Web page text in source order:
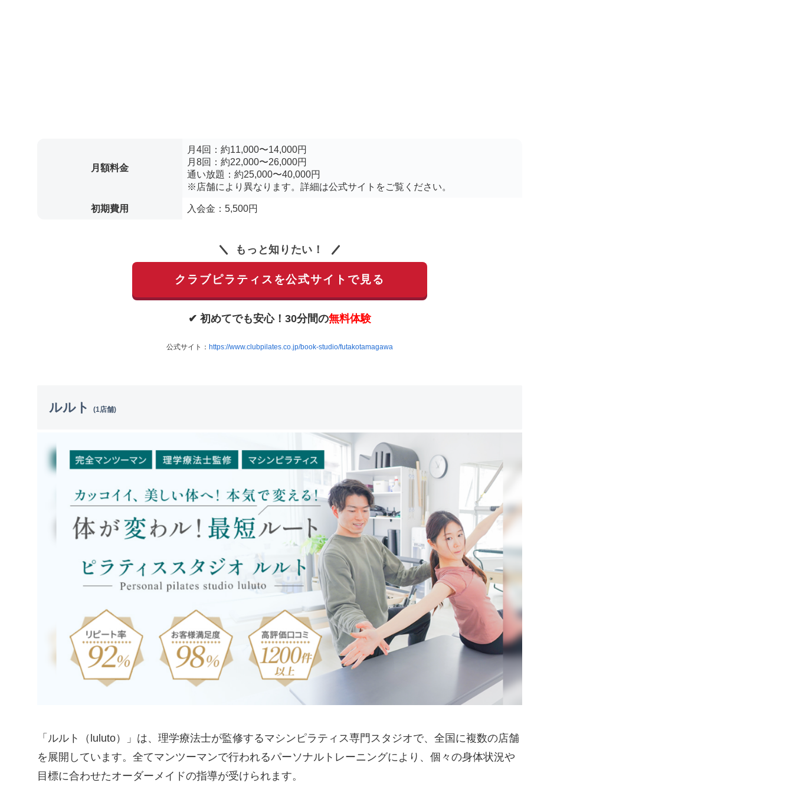
月額料金
月4回：約11,000〜14,000円
月8回：約22,000〜26,000円
通い放題：約25,000〜40,000円
※店舗により異なります。詳細は公式サイトをご覧ください。
初期費用 入会金：5,500円
もっと知りたい！
クラブピラティスを公式サイトで見る
✔ 初めてでも安心！30分間の無料体験
公式サイト： https://www.clubpilates.co.jp/book-studio/futakotamagawa
ルルト (1店舗)
「ルルト（luluto）」は、理学療法士が監修するマシンピラティス専門スタジオで、全国に複数の店舗
を展開しています。全てマンツーマンで行われるパーソナルトレーニングにより、個々の身体状況や
目標に合わせたオーダーメイドの指導が受けられます。